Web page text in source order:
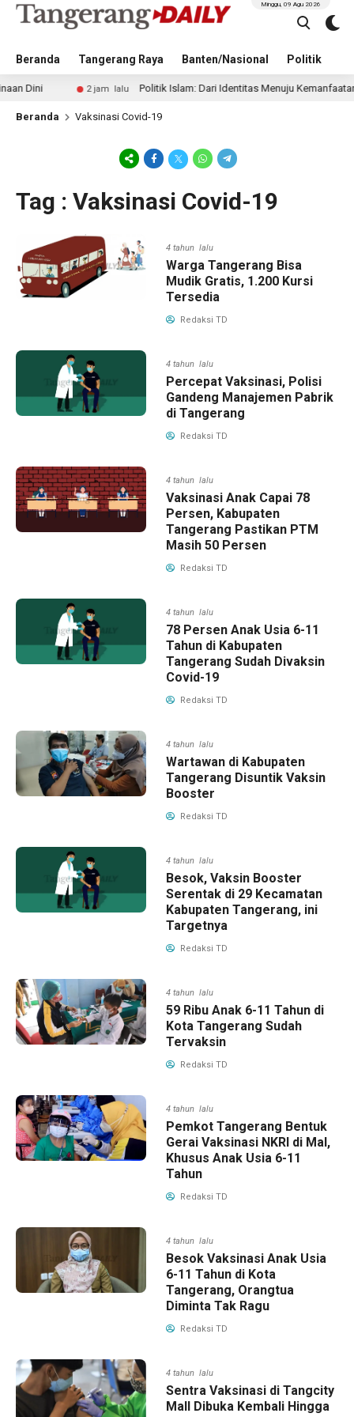
Beranda Tangerang Raya Banten/Nasional Politik
Minggu, 09 Agu 2026
2 jam lalu Politik Islam: Dari Identitas Menuju Kemanfaatan
Beranda Vaksinasi Covid-19
Tag : Vaksinasi Covid-19
4 tahun lalu
Warga Tangerang Bisa
Mudik Gratis, 1.200 Kursi
Tersedia
Redaksi TD
4 tahun lalu
Percepat Vaksinasi, Polisi
Gandeng Manajemen Pabrik
di Tangerang
Redaksi TD
4 tahun lalu
Vaksinasi Anak Capai 78
Persen, Kabupaten
Tangerang Pastikan PTM
Masih 50 Persen
Redaksi TD
4 tahun lalu
78 Persen Anak Usia 6-11
Tahun di Kabupaten
Tangerang Sudah Divaksin
Covid-19
Redaksi TD
4 tahun lalu
Wartawan di Kabupaten
Tangerang Disuntik Vaksin
Booster
Redaksi TD
4 tahun lalu
Besok, Vaksin Booster
Serentak di 29 Kecamatan
Kabupaten Tangerang, ini
Targetnya
Redaksi TD
4 tahun lalu
59 Ribu Anak 6-11 Tahun di
Kota Tangerang Sudah
Tervaksin
Redaksi TD
4 tahun lalu
Pemkot Tangerang Bentuk
Gerai Vaksinasi NKRI di Mal,
Khusus Anak Usia 6-11
Tahun
Redaksi TD
4 tahun lalu
Besok Vaksinasi Anak Usia
6-11 Tahun di Kota
Tangerang, Orangtua
Diminta Tak Ragu
Redaksi TD
4 tahun lalu
Sentra Vaksinasi di Tangcity
Mall Dibuka Kembali Hingga